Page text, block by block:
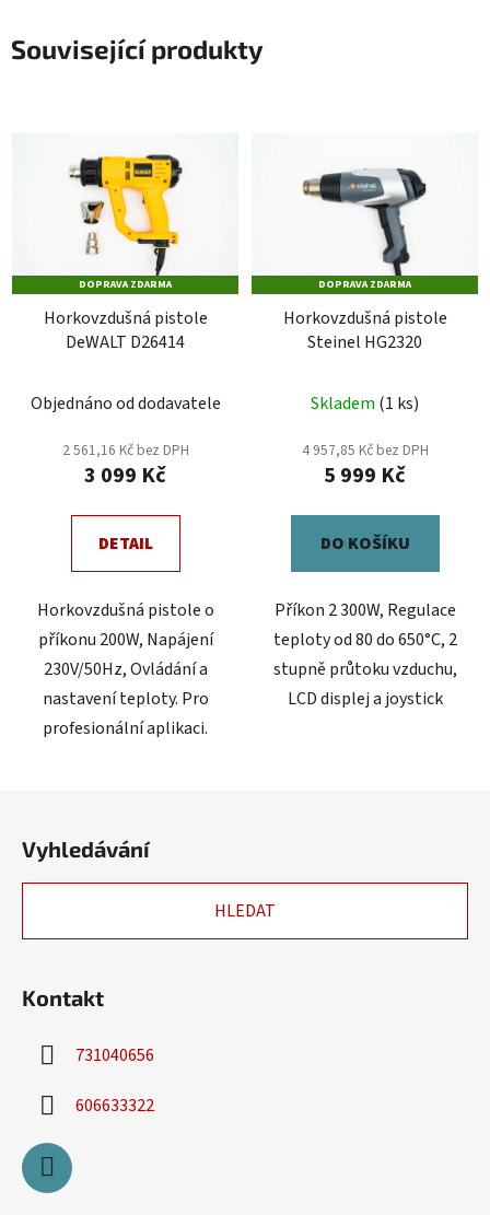
Související produkty
DOPRAVA ZDARMA
Horkovzdušná pistole
DeWALT D26414
Objednáno od dodavatele
2 561,16 Kč bez DPH
3 099 Kč
DETAIL
Horkovzdušná pistole o
příkonu 200W, Napájení
230V/50Hz, Ovládání a
nastavení teploty. Pro
profesionální aplikaci.
DOPRAVA ZDARMA
Horkovzdušná pistole
Steinel HG2320
Skladem (1 ks)
4 957,85 Kč bez DPH
5 999 Kč
DO KOŠÍKU
Příkon 2 300W, Regulace
teploty od 80 do 650°C, 2
stupně průtoku vzduchu,
LCD displej a joystick
Vyhledávání
HLEDAT
Kontakt
731040656
606633322